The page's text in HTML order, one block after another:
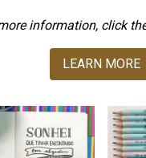
information, click
LEARN MORE